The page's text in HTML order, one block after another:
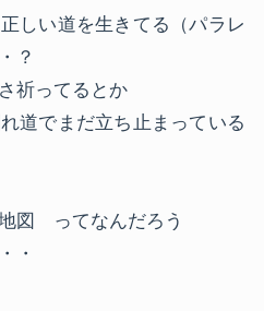
しい道を生きてる（パラレ
？
祈ってるとか
道でまだ立ち止まっている
図 ってなんだろう
・